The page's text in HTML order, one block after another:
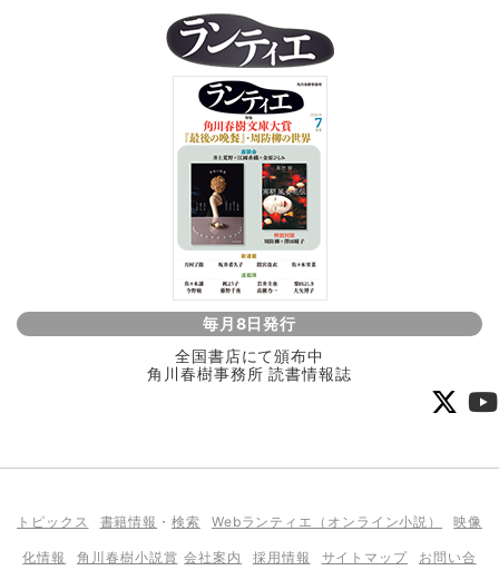
毎月8日発行
全国書店にて頒布中
角川春樹事務所 読書情報誌
トピックス 書籍情報 ・検索 Webランティエ（オンライン小説） 映像
化情報 角川春樹小説賞 会社案内 採用情報 サイトマップ お問い合